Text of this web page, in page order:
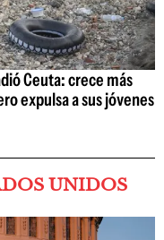
Ceuta: crece más
expulsa a sus jóvenes
UNIDOS